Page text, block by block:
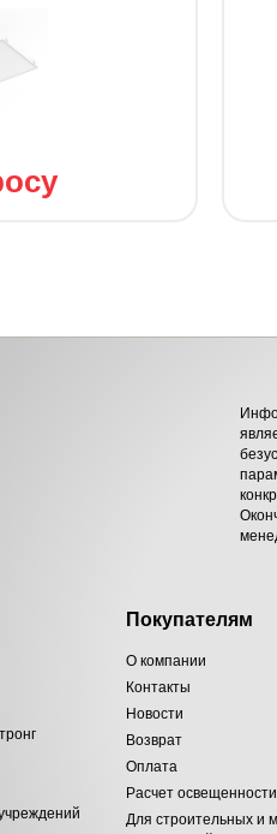
Покупателям
О компании
Контакты
Новости
Возврат
Оплата
Расчет освещенности
Для строительных и